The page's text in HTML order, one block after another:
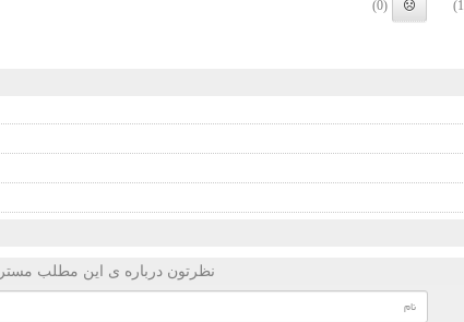
(0)
نظرتون درباره ی این مطلب